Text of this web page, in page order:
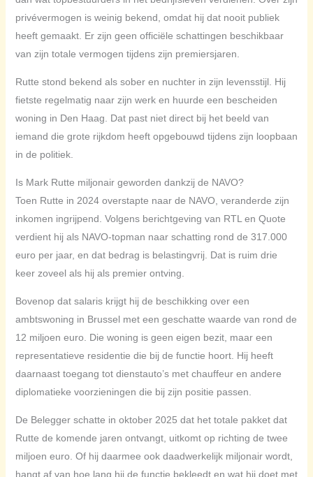
privévermogen is weinig bekend, omdat hij dat nooit publiek
heeft gemaakt. Er zijn geen officiële schattingen beschikbaar
van zijn totale vermogen tijdens zijn premiersjaren.
Rutte stond bekend als sober en nuchter in zijn levensstijl. Hij
fietste regelmatig naar zijn werk en huurde een bescheiden
woning in Den Haag. Dat past niet direct bij het beeld van
iemand die grote rijkdom heeft opgebouwd tijdens zijn loopbaan
in de politiek.
Is Mark Rutte miljonair geworden dankzij de NAVO?
Toen Rutte in 2024 overstapte naar de NAVO, veranderde zijn
inkomen ingrijpend. Volgens berichtgeving van RTL en Quote
verdient hij als NAVO-topman naar schatting rond de 317.000
euro per jaar, en dat bedrag is belastingvrij. Dat is ruim drie
keer zoveel als hij als premier ontving.
Bovenop dat salaris krijgt hij de beschikking over een
ambtswoning in Brussel met een geschatte waarde van rond de
12 miljoen euro. Die woning is geen eigen bezit, maar een
representatieve residentie die bij de functie hoort. Hij heeft
daarnaast toegang tot dienstauto’s met chauffeur en andere
diplomatieke voorzieningen die bij zijn positie passen.
De Belegger schatte in oktober 2025 dat het totale pakket dat
Rutte de komende jaren ontvangt, uitkomt op richting de twee
miljoen euro. Of hij daarmee ook daadwerkelijk miljonair wordt,
hangt af van hoe lang hij de functie bekleedt en wat hij doet met